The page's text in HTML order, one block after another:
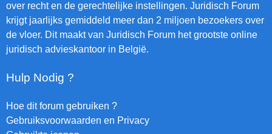
over recht en de gerechtelijke instellingen. Juridisch Forum
krijgt jaarlijks gemiddeld meer dan 2 miljoen bezoekers over
de vloer. Dit maakt van Juridisch Forum het grootste online
juridisch advieskantoor in België.
Hulp Nodig ?
Hoe dit forum gebruiken ?
Gebruiksvoorwaarden en Privacy